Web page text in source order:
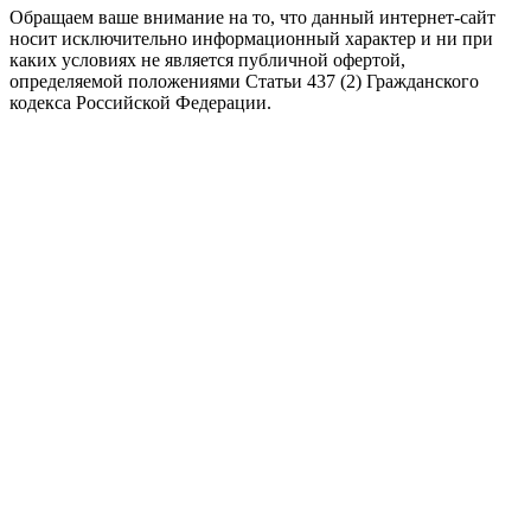
Обращаем ваше внимание на то, что данный интернет-сайт
носит исключительно информационный характер и ни при
каких условиях не является публичной офертой,
определяемой положениями Статьи 437 (2) Гражданского
кодекса Российской Федерации.